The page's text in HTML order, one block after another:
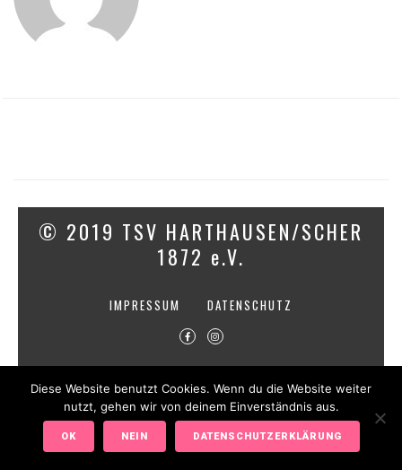
© 2019 TSV HARTHAUSEN/SCHER
1872 e.V.
IMPRESSUM DATENSCHUTZ
Diese Website benutzt Cookies. Wenn du die Website weiter
nutzt, gehen wir von deinem Einverständnis aus.
OK NEIN DATENSCHUTZERKLÄRUNG